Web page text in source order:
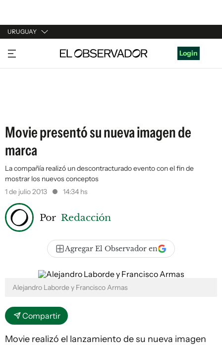
URUGUAY
URUGUAY
ARGENTINA
Login
Movie presentó su nueva imagen de
marca
La compañía realizó un descontracturado evento con el fin de
mostrar los nuevos conceptos
1 de julio 2013
14:34 hs
Por Redacción
Agregar El Observador en
Alejandro Laborde y Francisco Armas
Compartir
Movie realizó el lanzamiento de su nueva imagen